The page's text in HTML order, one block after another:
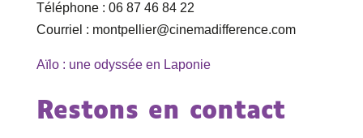
Téléphone : 06 87 46 84 22
Courriel : montpellier@cinemadifference.com
Aïlo : une odyssée en Laponie
Restons en contact